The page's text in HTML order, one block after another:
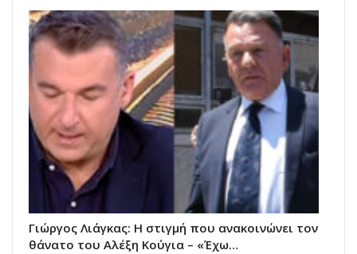
Γιώργος Λιάγκας: Η στιγμή που ανακοινώνει τον
θάνατο του Αλέξη Κούγια – «Έχω…